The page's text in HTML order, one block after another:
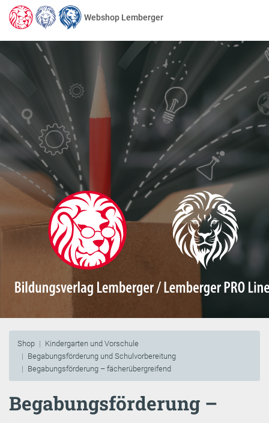
Webshop Lemberger
Shop
Kindergarten und Vorschule
Begabungsförderung und Schulvorbereitung
Begabungsförderung – fächerübergreifend
Begabungsförderung –